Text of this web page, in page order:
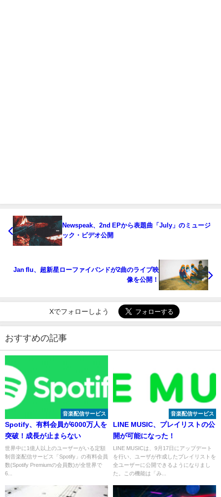
Newspeak、2nd EPから表題曲「July」のミュージ
ック・ビデオ公開
Jan flu、超新星ローファイバンドが2曲のライブ映
像を公開！
Xでフォローしよう
おすすめの記事
音楽配信サービス
Spotify、有料会員が6000万人を
突破！成長が止まらない
世界中に1億人以上のユーザーがいる定額
制音楽配信サービス「Spotify」の有料会員
数(Spotify Premiumの会員数)が全世界で
6...
音楽配信サービス
LINE MUSIC、プレイリストの公
開が可能になった！
LINE MUSICは、9月17日にアップデート
を行い、ユーザが作成したプレイリストを
全ユーザーに公開できるようになりまし
た。この機能は「み...